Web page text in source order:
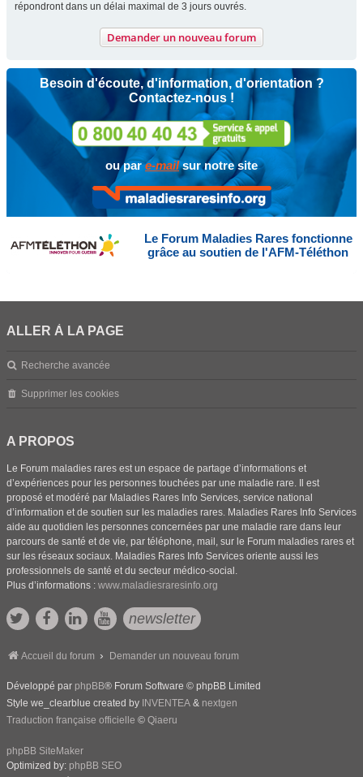
répondront dans un délai maximal de 3 jours ouvrés.
Demander un nouveau forum
Besoin d'écoute, d'information, d'orientation ?
Contactez-nous !
ou pare-mailsur notre site
Le Forum Maladies Rares fonctionne
grâce au soutien de l'AFM-Téléthon
ALLER À LA PAGE
Recherche avancée
Supprimer les cookies
A PROPOS
Le Forum maladies rares est un espace de partage d’informations et
d’expériences pour les personnes touchées par une maladie rare. Il est
proposé et modéré par Maladies Rares Info Services, service national
d’information et de soutien sur les maladies rares. Maladies Rares Info Services
aide au quotidien les personnes concernées par une maladie rare dans leur
parcours de santé et de vie, par téléphone, mail, sur le Forum maladies rares et
sur les réseaux sociaux. Maladies Rares Info Services oriente aussi les
professionnels de santé et du secteur médico-social.
Plus d’informations : www.maladiesraresinfo.org
newsletter
Accueil du forum Demander un nouveau forum
Développé par phpBB® Forum Software © phpBB Limited
Style we_clearblue created by INVENTEA & nextgen
Traduction française officielle © Qiaeru
phpBB SiteMaker
Optimized by: phpBB SEO